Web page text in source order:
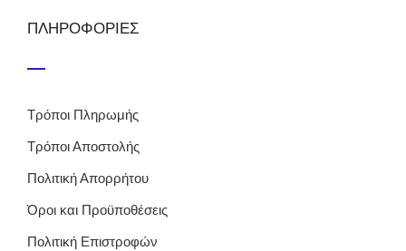
ΠΛΗΡΟΦΟΡΙΕΣ
Τρόποι Πληρωμής
Τρόποι Αποστολής
Πολιτική Απορρήτου
Όροι και Προϋποθέσεις
Πολιτική Επιστροφών